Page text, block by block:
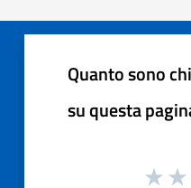
Quanto sono
su questa